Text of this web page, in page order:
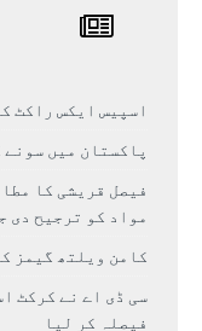
اسپیس ایکس راکٹ
پاکستان میں سونے کی قیمت میں
فیصل قریشی کا
مواد کو ترجیح دی
کامن ویلتھ گیمز
سی ڈی اے نے کرکٹ
فیصلہ کر لیا